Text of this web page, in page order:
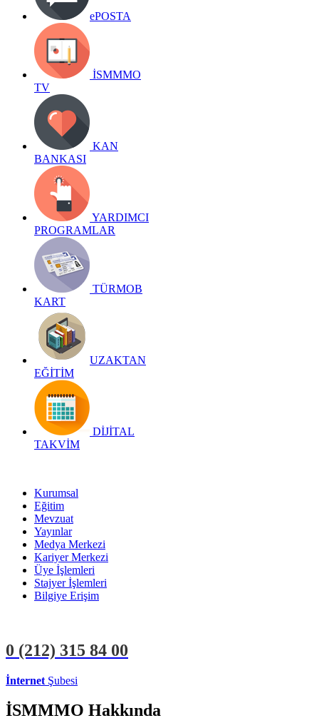
ePOSTA
İSMMMO
TV
KAN
BANKASI
YARDIMCI
PROGRAMLAR
TÜRMOB
KART
UZAKTAN
EĞİTİM
DİJİTAL
TAKVİM
Kurumsal
Eğitim
Mevzuat
Yayınlar
Medya Merkezi
Kariyer Merkezi
Üye İşlemleri
Stajyer İşlemleri
Bilgiye Erişim
0 (212) 315 84 00
İnternet Şubesi
İSMMMO Hakkında